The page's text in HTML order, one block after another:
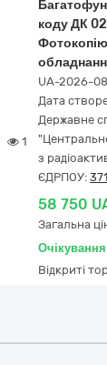
1
коду ДК
UA-2026-
Дата
Державне
з
ЄДРПОУ:
58 750
Загальна
Відкриті